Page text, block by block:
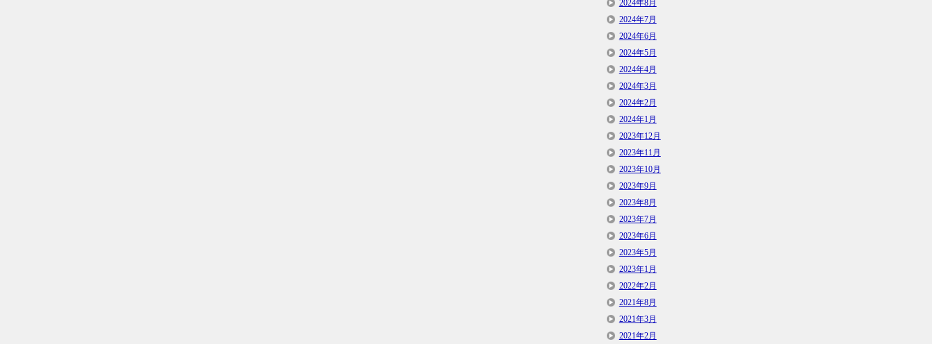
2024年8月
2024年7月
2024年6月
2024年5月
2024年4月
2024年3月
2024年2月
2024年1月
2023年12月
2023年11月
2023年10月
2023年9月
2023年8月
2023年7月
2023年6月
2023年5月
2023年1月
2022年2月
2021年8月
2021年3月
2021年2月